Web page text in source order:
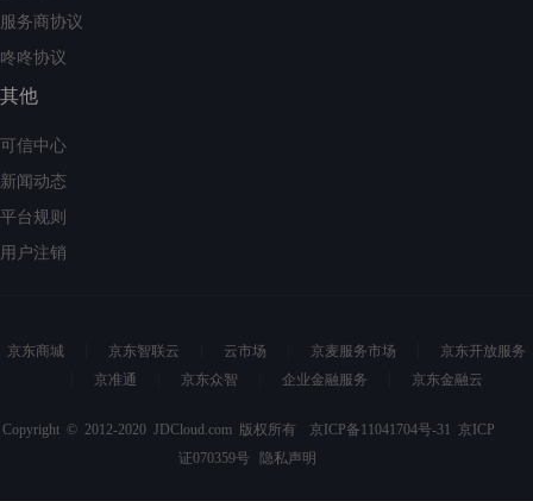
服务商协议
咚咚协议
其他
可信中心
新闻动态
平台规则
用户注销
京东商城 京东智联云 云市场 京麦服务市场
京东开放服务
京准通
京东众智 企业金融服务 京东金融云
Copyright © 2012-2020 JDCloud.com 版权所有 京ICP备11041704号-31 京ICP
证070359号
隐私声明